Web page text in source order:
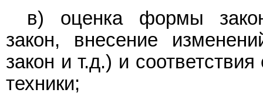
в) оценка формы
закон, внесение
закон и т.д.) и
техники;